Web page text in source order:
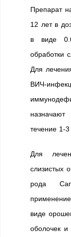
Препарат
12 лет в
в виде
обработки
Для
ВИЧ-
течение 1-3
Для
слизистых
рода
виде
оболочек